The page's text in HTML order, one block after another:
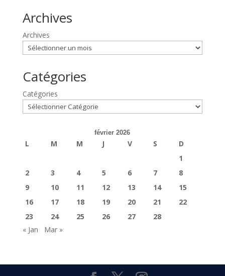
Archives
Archives
Catégories
Catégories
février 2026
L M M J V S
D
1
2
3 4 5 6 7
8
9
10 11 12 13 14
15
16
17 18 19 20 21
22
23
24 25 26 27
28
« Jan
Mar »